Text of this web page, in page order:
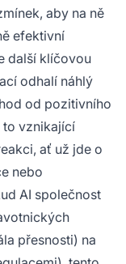
aby na ně
efektivní
další klíčovou
odhalí náhlý
od pozitivního
to vznikající
ať už jde o
nebo
AI společnost
přesnosti) na